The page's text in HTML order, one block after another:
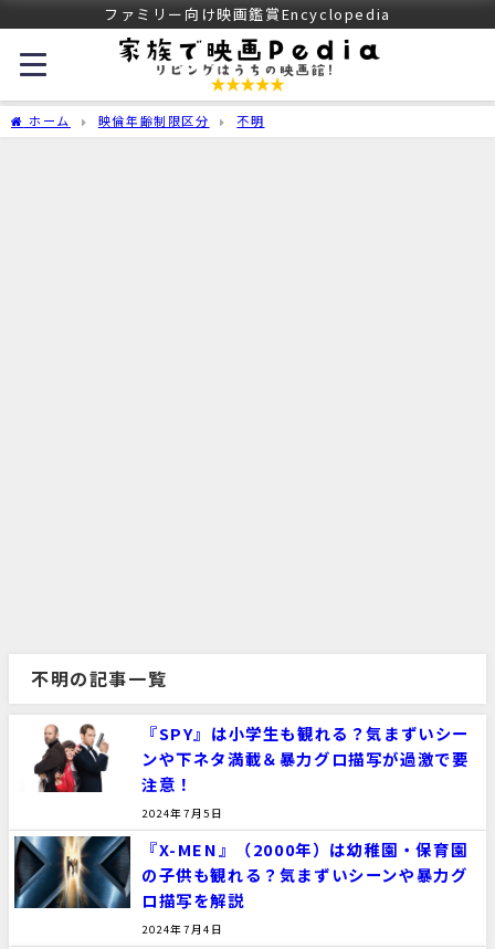
ファミリー向け映画鑑賞Encyclopedia
ホーム 映倫年齢制限区分 不明
不明の記事一覧
『SPY』は小学生も観れる？気まずいシー
ンや下ネタ満載＆暴力グロ描写が過激で要
注意！
2024年7月5日
『X-MEN』（2000年）は幼稚園・保育園
の子供も観れる？気まずいシーンや暴力グ
ロ描写を解説
2024年7月4日